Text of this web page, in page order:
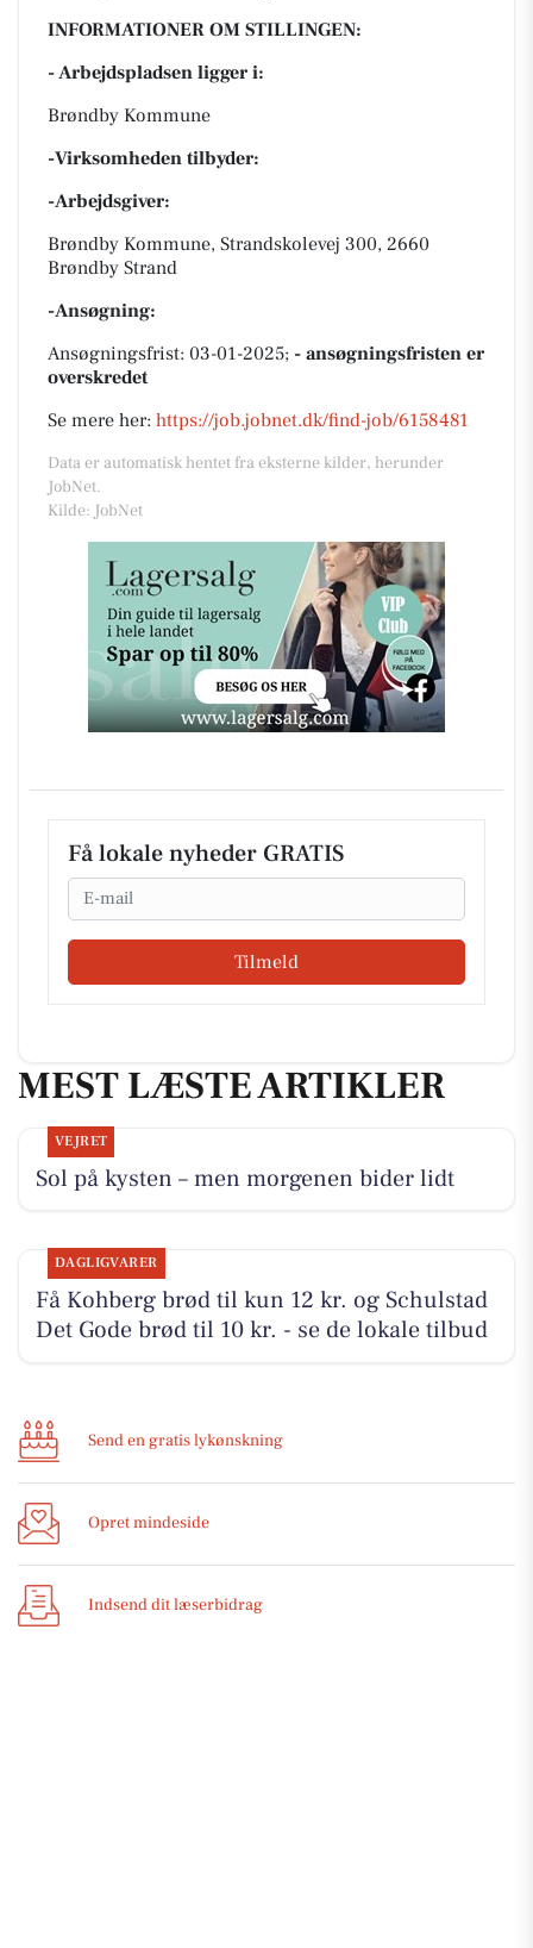
INFORMATIONER OM STILLINGEN:
- Arbejdspladsen ligger i:
Brøndby Kommune
-Virksomheden tilbyder:
-Arbejdsgiver:
Brøndby Kommune, Strandskolevej 300, 2660
Brøndby Strand
-Ansøgning:
Ansøgningsfrist: 03-01-2025; - ansøgningsfristen er
overskredet
Se mere her: https://job.jobnet.dk/find-job/6158481
Data er automatisk hentet fra eksterne kilder, herunder
JobNet.
Kilde: JobNet
Få lokale nyheder GRATIS
Email
Tilmeld
MEST LÆSTE ARTIKLER
VEJRET
Sol på kysten – men morgenen bider lidt
DAGLIGVARER
Få Kohberg brød til kun 12 kr. og Schulstad
Det Gode brød til 10 kr. - se de lokale tilbud
Send en gratis lykønskning
Opret mindeside
Indsend dit læserbidrag